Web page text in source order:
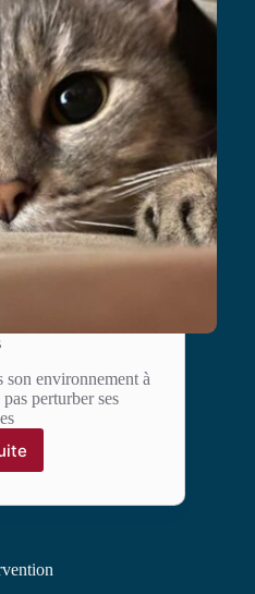
son environnement à
perturber ses